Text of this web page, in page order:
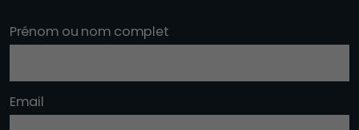
Prénom ou nom complet
Email